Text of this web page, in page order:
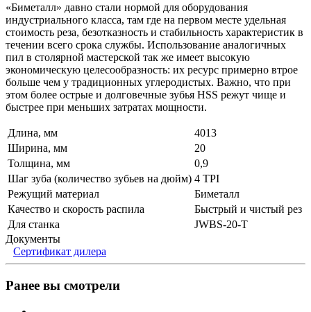
«Биметалл» давно стали нормой для оборудования
индустриального класса, там где на первом месте удельная
стоимость реза, безотказность и стабильность характеристик в
течении всего срока службы. Использование аналогичных
пил в столярной мастерской так же имеет высокую
экономическую целесообразность: их ресурс примерно втрое
больше чем у традиционных углеродистых. Важно, что при
этом более острые и долговечные зубья HSS режут чище и
быстрее при меньших затратах мощности.
Длина, мм
4013
Ширина, мм
20
Толщина, мм
0,9
Шаг зуба (количество зубьев на дюйм) 4 TPI
Режущий материал
Биметалл
Качество и скорость распила
Быстрый и чистый рез
Для станка
JWBS-20-T
Документы
Сертификат дилера
Ранее вы смотрели